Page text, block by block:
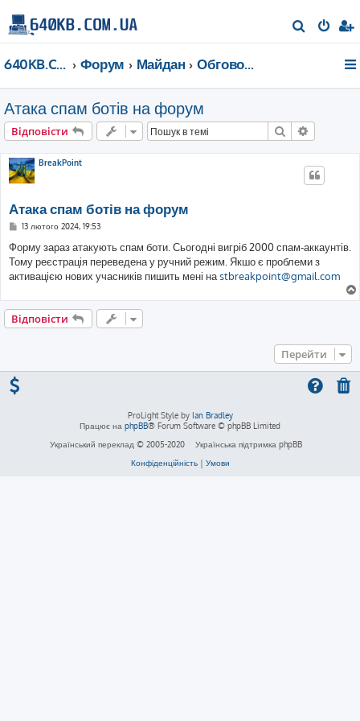
о
640KB.COM.UA Форум Майдан Обговорюємо наш форум
Атака спам ботів на форум
Відповісти Пошук
BreakPoint
Атака спам ботів на форум
П
в
і
д
о
м
е
н
н
я
13 лютого 2024, 19:53
Форму зараз атакують спам боти. Сьогодні вигріб 2000 спам-аккаунтів.
Тому реєстрація переведена у ручний режим. Якшо є проблеми з
активацією нових учасників пишить мені наstbreakpoint@gmail.com
Відповісти
Перейти
ProLight Style by Ian Bradley
Працює на phpBB® Forum Software © phpBB Limited
Український переклад © 2005-2020
Українська підтримка phpBB
Конфіденційність| Умови